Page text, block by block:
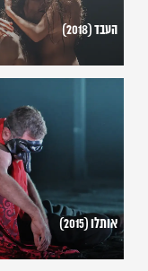
העבד (2018)
אותלו (2015)